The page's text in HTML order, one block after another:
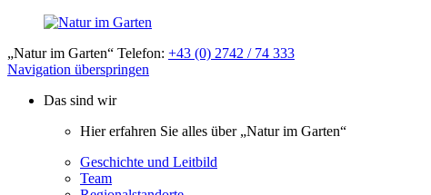
„Natur im Garten“ Telefon: +43 (0) 2742 / 74 333
Navigation überspringen
Das sind wir
Hier erfahren Sie alles über „Natur im Garten“
Geschichte und Leitbild
Team